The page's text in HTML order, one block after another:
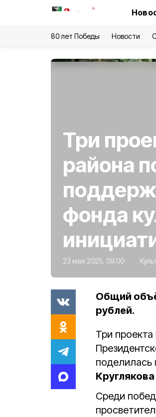
80 лет Победы Новости
Три
района
фонда
23 мая 2025, 09:00
Общий
рублей.
Три
поделилась
Круглякова
Среди